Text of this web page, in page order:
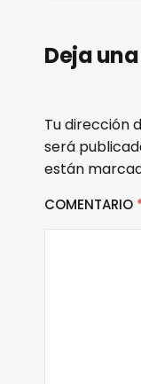
Deja
Tu dirección
será
están
COMENTARIO